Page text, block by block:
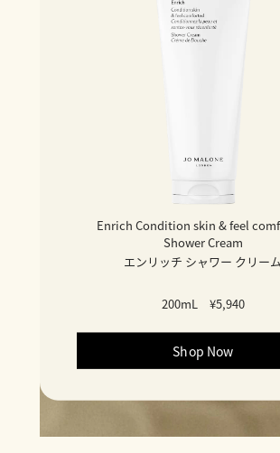
Enrich Condition skin & feel
Shower Cream
エンリッチ シャワー クリーム
200mL ¥5,940
Shop Now